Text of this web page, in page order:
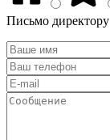
Письмо директору